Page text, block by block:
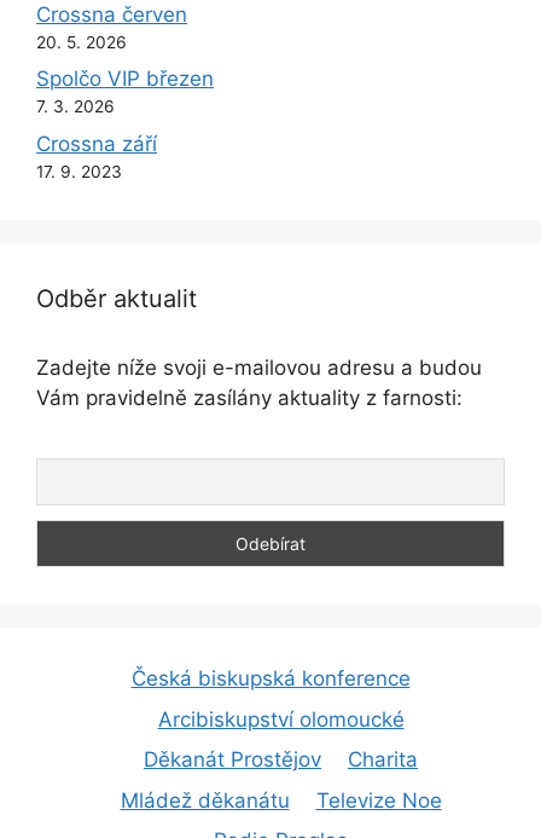
Crossna červen
20. 5. 2026
Spolčo VIP březen
7. 3. 2026
Crossna září
17. 9. 2023
Odběr aktualit
Zadejte níže svoji e-mailovou adresu a budou
Vám pravidelně zasílány aktuality z farnosti:
Česká biskupská konference
Arcibiskupství olomoucké
Děkanát Prostějov
Charita
Mládež děkanátu
Televize Noe